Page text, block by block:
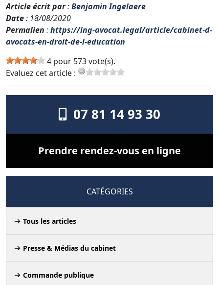
Article écrit par:Benjamin Ingelaere
Date: 18/08/2020
Permalien :https://ing-avocat.legal/article/cabinet-d-
avocats-en-droit-de-l-education
4 pour 573 vote(s).
Evaluez cet article :
07 81 14 93 30
Prendre rendez-vous en ligne
CATÉGORIES
Tous les articles
Presse & Médias du cabinet
Commande publique